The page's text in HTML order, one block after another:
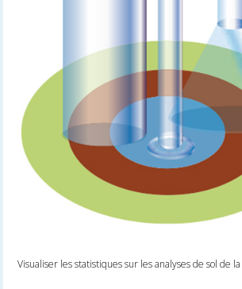
Visualiser les statistiques sur les analyses de sol de la